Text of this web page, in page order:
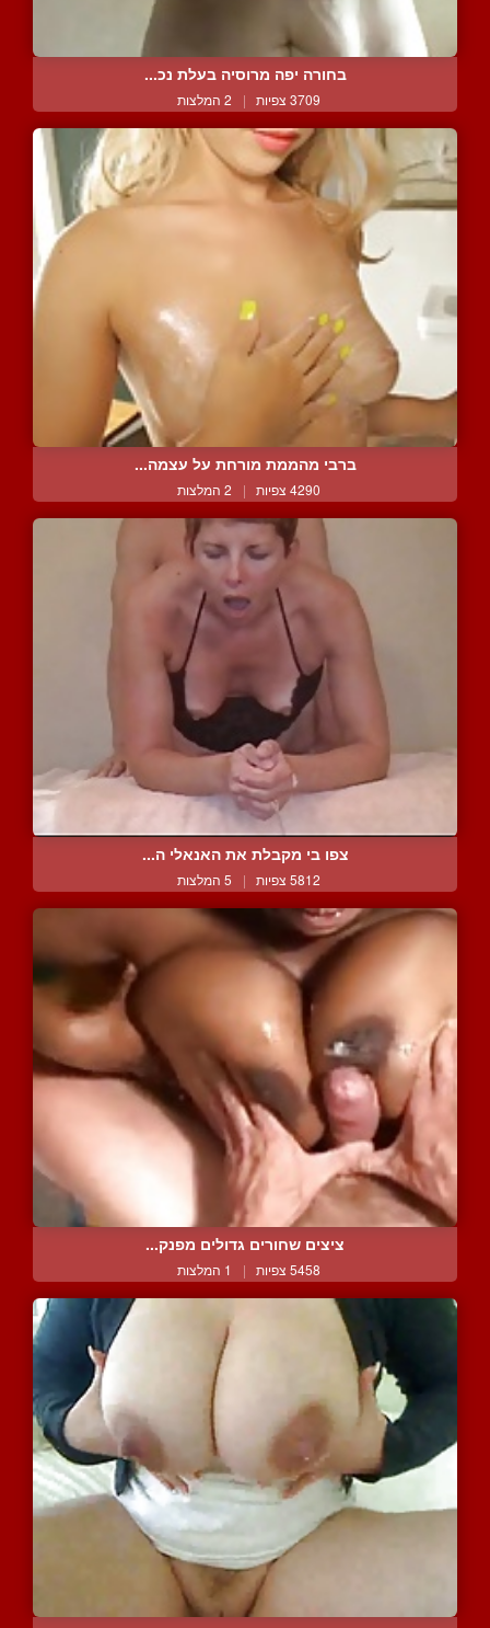
בחורה יפה מרוסיה בעלת נכ...
3709 צפיות | 2 המלצות
ברבי מהממת מורחת על עצמה...
4290 צפיות | 2 המלצות
צפו בי מקבלת את האנאלי ה...
5812 צפיות | 5 המלצות
ציצים שחורים גדולים מפנק...
5458 צפיות | 1 המלצות